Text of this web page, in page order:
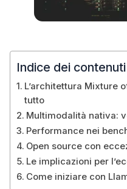
Indice dei contenuti
L’architettura Mixture
tutto
Multimodalità nativa:
Performance nei
Open source con
Le implicazioni per
Come iniziare con